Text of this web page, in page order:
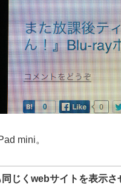
mini。
じくwebサイトを表示さ